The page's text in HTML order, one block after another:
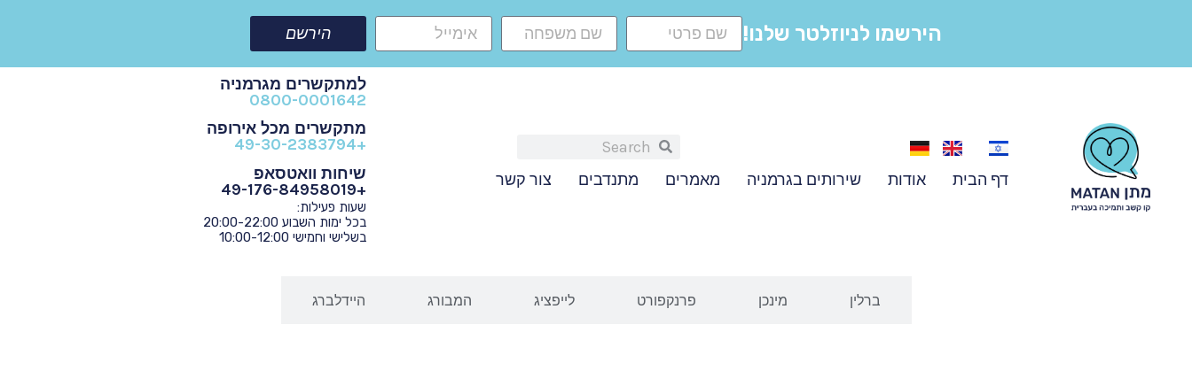
הירשמו לניוזלטר שלנו! הירשם
דף הבית אודות שירותים בגרמניה מאמרים מתנדבים צור קשר
למתקשרים מגרמניה
0800-0001642
מתקשרים מכל אירופה
+49-30-2383794
שיחות וואטסאפ
+49-176-84958019
שעות פעילות:
בכל ימות השבוע 20:00-22:00
בשלישי וחמישי 10:00-12:00
ברלין מינכן פרנקפורט לייפציג המבורג היידלברג